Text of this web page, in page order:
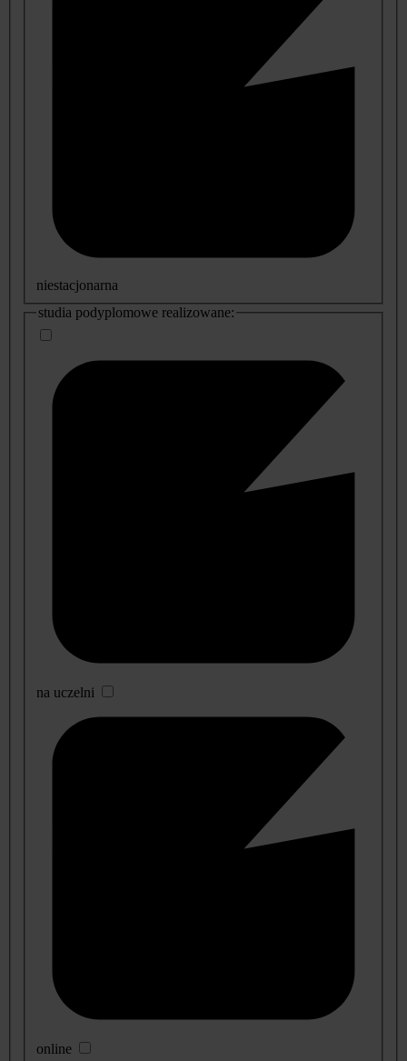
niestacjonarna
studia podyplomowe realizowane:
na uczelni
online